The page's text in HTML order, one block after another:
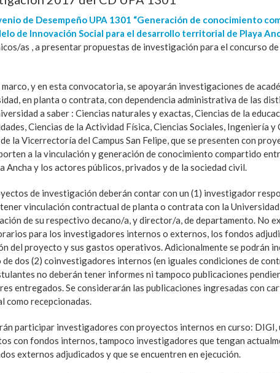
de Desempeño UPA 1301 “Generación de conocimiento
de Innovación Social para el desarrollo territorial de Playa
as , a presentar propuestas de investigación para el concurso
marco, y en esta convocatoria, se apoyarán investigaciones de
en planta o contrata, con dependencia administrativa de las
a saber : Ciencias naturales y exactas, Ciencias de la
Ciencias de la Actividad Física, Ciencias Sociales, Ingeniería y
la Vicerrectoría del Campus San Felipe, que se presenten con
a la vinculación y generación de conocimiento compartido
Ancha y los actores públicos, privados y de la sociedad civil.
de investigación deberán contar con un (1) investigador
vinculación contractual de planta o contrata con la
de su respectivo decano/a, y director/a, de departamento. No
para los investigadores internos o externos, los fondos
del proyecto y sus gastos operativos. Adicionalmente se podrán
de dos (2) coinvestigadores internos (en iguales condiciones de
no deberán tener informes ni tampoco publicaciones
entregados. Se considerarán las publicaciones ingresadas con
como recepcionadas.
participar investigadores con proyectos internos en curso: DIGI,
con fondos internos, tampoco investigadores que tengan
externos adjudicados y que se encuentren en ejecución.